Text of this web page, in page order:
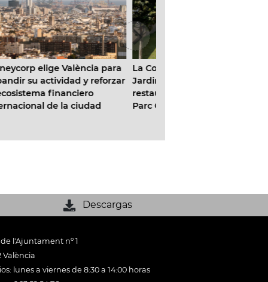
La Concejalía de Parques y
Jardines culmina la
restauración del rocódromo del
Parc Central
Descargas
l'Ajuntament nº 1
València
lunes a viernes de 8:30 a 14:00 horas